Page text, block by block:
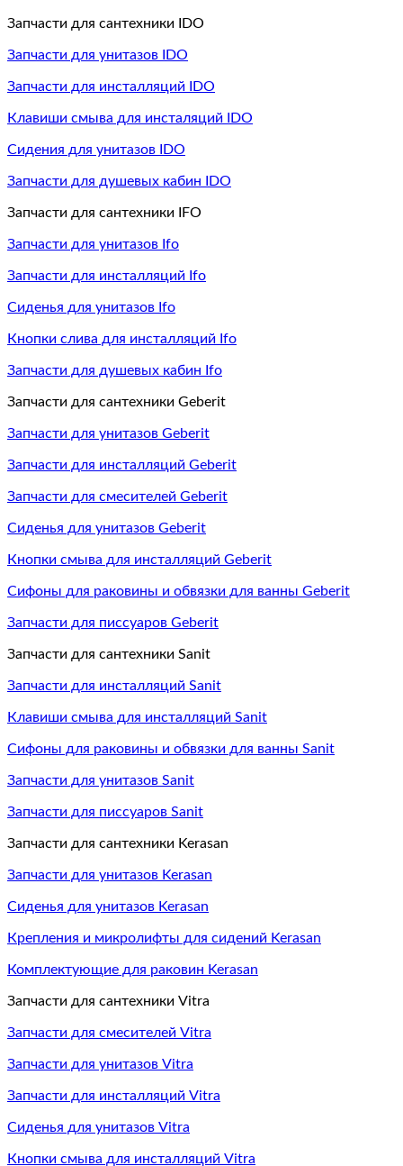
Запчасти для сантехники IDO
Запчасти для унитазов IDO
Запчасти для инсталляций IDO
Клавиши смыва для инсталяций IDO
Сидения для унитазов IDO
Запчасти для душевых кабин IDO
Запчасти для сантехники IFO
Запчасти для унитазов Ifo
Запчасти для инсталляций Ifo
Сиденья для унитазов Ifo
Кнопки слива для инсталляций Ifo
Запчасти для душевых кабин Ifo
Запчасти для сантехники Geberit
Запчасти для унитазов Geberit
Запчасти для инсталляций Geberit
Запчасти для смесителей Geberit
Сиденья для унитазов Geberit
Кнопки смыва для инсталляций Geberit
Сифоны для раковины и обвязки для ванны Geberit
Запчасти для писсуаров Geberit
Запчасти для сантехники Sanit
Запчасти для инсталляций Sanit
Клавиши смыва для инсталляций Sanit
Сифоны для раковины и обвязки для ванны Sanit
Запчасти для унитазов Sanit
Запчасти для писсуаров Sanit
Запчасти для сантехники Kerasan
Запчасти для унитазов Kerasan
Сиденья для унитазов Kerasan
Крепления и микролифты для сидений Kerasan
Комплектующие для раковин Kerasan
Запчасти для сантехники Vitra
Запчасти для смесителей Vitra
Запчасти для унитазов Vitra
Запчасти для инсталляций Vitra
Сиденья для унитазов Vitra
Кнопки смыва для инсталляций Vitra